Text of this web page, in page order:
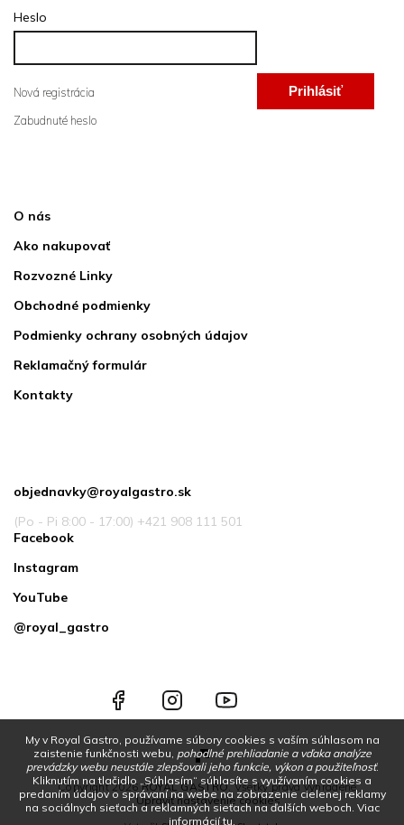
My v Royal Gastro, používame súbory cookies s vaším súhlasom na
zaistenie funkčnosti webu, pohodlné prehliadanie a vďaka analýze
prevádzky webu neustále zlepšovali jeho funkcie, výkon a použiteľnosť.
Kliknutím na tlačidlo „Súhlasím“ súhlasíte s využívaním cookies a
predaním údajov o správaní na webe na zobrazenie cielenej reklamy
na sociálnych sieťach a reklamných sieťach na ďalších weboch. Viac
informáciítu.
Heslo
Prihlásiť
Nová registrácia
Zabudnuté heslo
O nás
Ako nakupovať
Rozvozné Linky
Obchodné podmienky
Podmienky ochrany osobných údajov
Reklamačný formulár
Kontakty
objednavky@royalgastro.sk
(Po - Pi 8:00 - 17:00) +421 908 111 501
Facebook
Instagram
YouTube
@royal_gastro
Copyright 2026ROYAL GASTRO. Všetky práva vyhradené.
Upraviť nastavenie cookies
FacebookInstagramYouTube